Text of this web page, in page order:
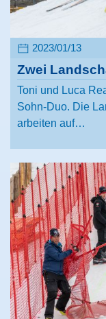
2023/01/13
Zwei
Toni und Luca
Sohn-Duo. Die
arbeiten auf…